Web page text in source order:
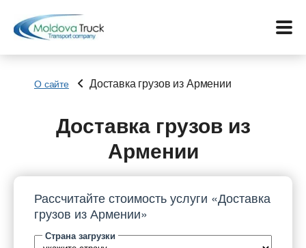
Контакты
О сайте Доставка грузов из Армении
Доставка грузов из
Армении
Рассчитайте стоимость услуги «Доставка
грузов из Армении»
Страна загрузки